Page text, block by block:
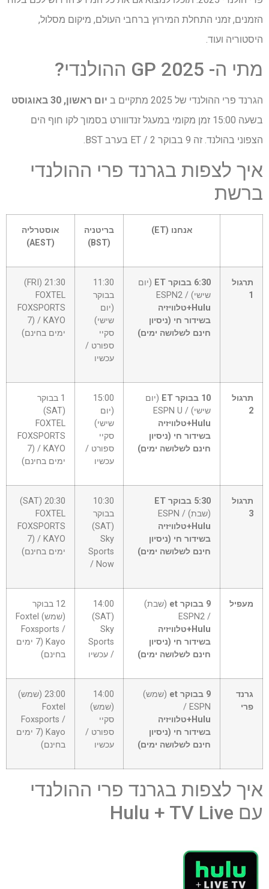
הזמנים, זמני התחלת המירוץ ברחבי העולם, מיקום מסלול,
היסטוריה ועוד.
מתי ה- GP 2025 ההולנדי?
הגרנד פרי ההולנדי של 2025 מתקיים ב
יום ראשון, 30 באוגוסט
בשעה 15:00 זמן מקומי במעגל זנדווורט בסמוך לקו חוף הים
הצפוני בהולנד. זה 9 בבוקר ET / 2 בערב BST.
איך לצפות בגרנד פרי ההולנדי
ברשת
עמודה
0
אנחנו (ET)
בריטניה
(BST)
אוסטרליה
(AEST)
תרגול
1
6:30 בבוקר ET
(יום
שישי) ESPN2 /
Hulu+טלוויזיה
בשידור חי (ניסיון
חינם לשלושה ימים)
11:30
בבוקר
(יום
שישי)
סקיי
ספורט /
עכשיו
21:30 (FRI)
FOXTEL
FOXSPORTS
/ KAYO (7
ימים בחינם)
תרגול
2
10 בבוקר ET
(יום
שישי) ESPN U /
Hulu+טלוויזיה
בשידור חי (ניסיון
חינם לשלושה ימים)
15:00
(יום
שישי)
סקיי
ספורט /
עכשיו
1 בבוקר
(SAT)
FOXTEL
FOXSPORTS
/ KAYO (7
ימים בחינם)
תרגול
3
5:30 בבוקר ET
(שבת) ESPN /
Hulu+טלוויזיה
בשידור חי (ניסיון
חינם לשלושה ימים)
10:30
בבוקר
(SAT)
Sky
Sports
/ Now
20:30 (SAT)
FOXTEL
FOXSPORTS
/ KAYO (7
ימים בחינם)
מעפיל 9 בבוקר et
(שבת)
ESPN2 /
Hulu+טלוויזיה
בשידור חי (ניסיון
חינם לשלושה ימים)
14:00
(SAT)
Sky
Sports
/ עכשיו
12 בבוקר
(שמש) Foxtel
Foxsports /
Kayo (7 ימים
בחינם)
גרנד
פרי
9 בבוקר et
(שמש)
ESPN /
Hulu+טלוויזיה
בשידור חי (ניסיון
חינם לשלושה ימים)
14:00
(שמש)
סקיי
ספורט /
עכשיו
23:00 (שמש)
Foxtel
Foxsports /
Kayo (7 ימים
בחינם)
איך לצפות בגרנד פרי ההולנדי
עם Hulu + TV Live